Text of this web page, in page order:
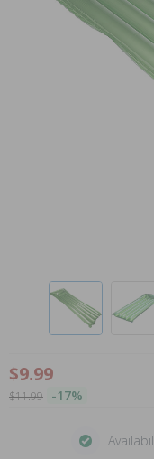
$9.99
$11.99 -17%